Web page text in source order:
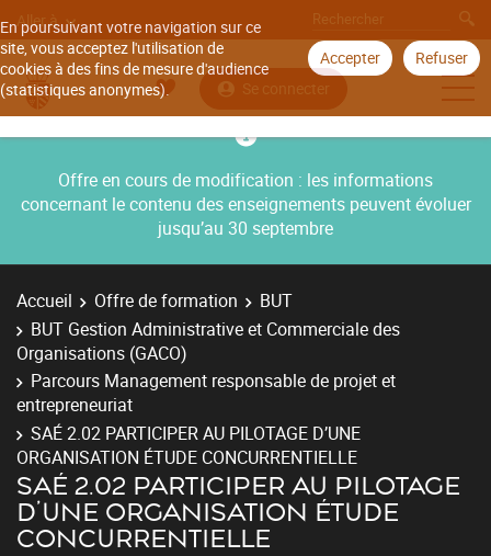
En poursuivant votre navigation sur ce
site, vous acceptez l'utilisation de
cookies à des fins de mesure d'audience
(statistiques anonymes).
Accepter Refuser
Aller à
Se connecter
Offre en cours de modification : les informations
concernant le contenu des enseignements peuvent évoluer
jusqu’au 30 septembre
Accueil Offre de formation
BUT
BUT Gestion Administrative et Commerciale des
Organisations (GACO)
Parcours Management responsable de projet et
entrepreneuriat
SAÉ 2.02 PARTICIPER AU PILOTAGE D’UNE
ORGANISATION ÉTUDE CONCURRENTIELLE
SAÉ 2.02 PARTICIPER AU PILOTAGE
D’UNE ORGANISATION ÉTUDE
CONCURRENTIELLE